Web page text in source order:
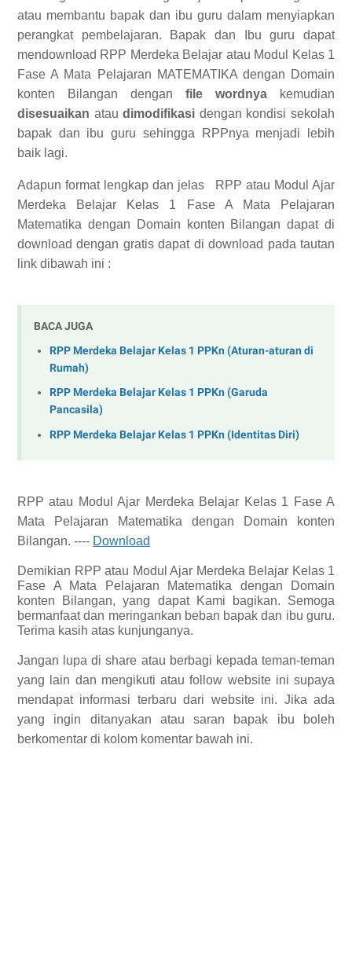
atau membantu bapak dan ibu guru dalam menyiapkan
perangkat pembelajaran. Bapak dan Ibu guru dapat
mendownload RPP Merdeka Belajar atau Modul Kelas 1
Fase A Mata Pelajaran MATEMATIKA dengan Domain
konten Bilangan dengan file wordnya kemudian
disesuaikan ataudimodifikasi dengan kondisi sekolah
bapak dan ibu guru sehingga RPPnya menjadi lebih
baik lagi.
Adapun format lengkap dan jelas
RPP atau Modul Ajar
Merdeka Belajar Kelas 1 Fase A Mata Pelajaran
Matematika dengan Domain konten Bilangan dapat di
download dengan gratisdapat di download pada tautan
link dibawah ini :
BACA JUGA
RPP Merdeka Belajar Kelas 1 PPKn (Aturan-aturan di
Rumah)
RPP Merdeka Belajar Kelas 1 PPKn (Garuda
Pancasila)
RPP Merdeka Belajar Kelas 1 PPKn (Identitas Diri)
RPP atau Modul Ajar Merdeka Belajar Kelas 1 Fase A
Mata Pelajaran Matematika dengan Domain konten
Bilangan. ---- Download
Demikian RPP atau Modul Ajar Merdeka Belajar Kelas 1
Fase A Mata Pelajaran Matematika dengan Domain
konten Bilangan, yang dapat Kami bagikan. Semoga
bermanfaat dan meringankan beban bapak dan ibu guru.
Terima kasih atas kunjunganya.
Jangan lupa di share atau berbagi kepada teman-teman
yang lain dan mengikuti atau follow website ini supaya
mendapat informasi terbaru dari website ini. Jika ada
yang ingin ditanyakan atau saran bapak ibu boleh
berkomentar di kolom komentar bawah ini.